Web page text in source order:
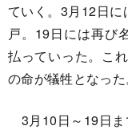
ていく。3月12日
戸。19日には再び
払っていった。こ
の命が犠牲となった
3月10日～19日ま